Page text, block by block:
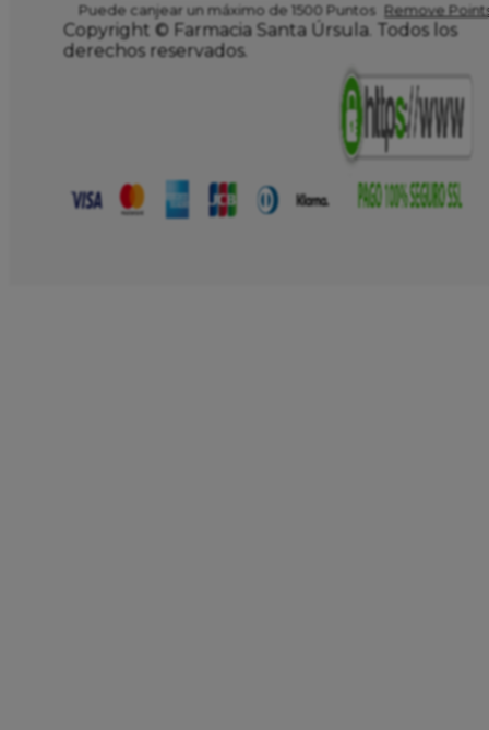
Puede canjear un máximo de 1500 Puntos Remove
Copyright © Farmacia Santa Úrsula. Todos los
derechos reservados.